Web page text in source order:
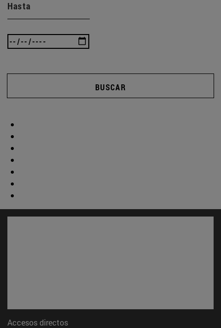
Hasta
BUSCAR
Accesos directos